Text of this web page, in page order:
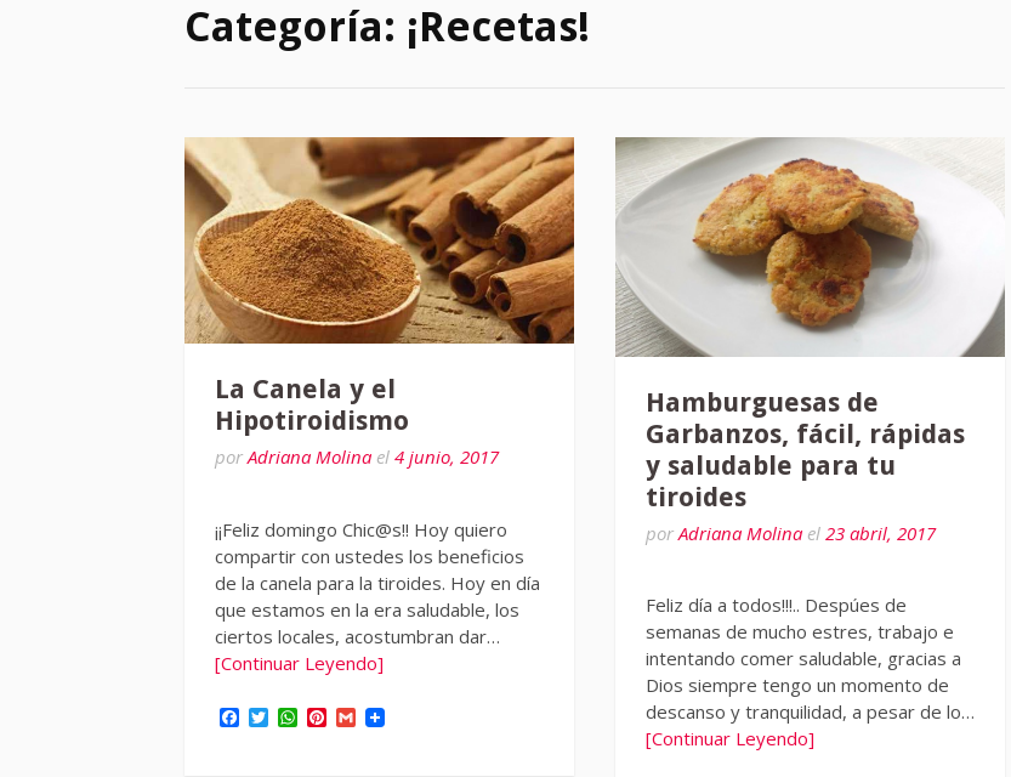
Categoría: ¡Recetas!
La Canela y el
Hipotiroidismo
porAdriana Molina el 4 junio, 2017
¡¡Feliz domingo Chic@s!! Hoy quiero
compartir con ustedes los beneficios
de la canela para la tiroides. Hoy en día
que estamos en la era saludable, los
ciertos locales, acostumbran dar…
[Continuar Leyendo]
Facebook
TwitterWhatsApp
Pinterest
Gmail
Hamburguesas de
Garbanzos, fácil, rápidas
y saludable para tu
tiroides
por Adriana Molinael 23 abril, 2017
Feliz día a todos!!!.. Despúes de
semanas de mucho estres, trabajo e
intentando comer saludable, gracias a
Dios siempre tengo un momento de
descanso y tranquilidad, a pesar de lo…
[Continuar Leyendo]